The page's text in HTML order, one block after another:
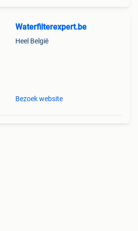
Waterfilterexpert.be
Heel België
Bezoek website